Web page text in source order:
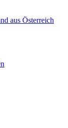
aus Österreich